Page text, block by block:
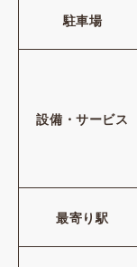
駐車場
設備・サービス
最寄り駅